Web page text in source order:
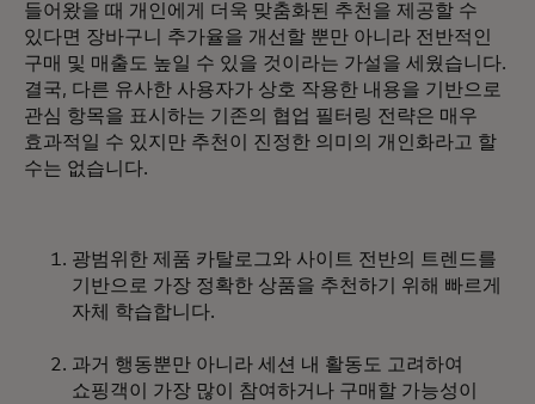
들어왔을 때 개인에게 더욱 맞춤화된 추천을 제공할 수
있다면 장바구니 추가율을 개선할 뿐만 아니라 전반적인
구매 및 매출도 높일 수 있을 것이라는 가설을 세웠습니다.
결국, 다른 유사한 사용자가 상호 작용한 내용을 기반으로
관심 항목을 표시하는 기존의 협업 필터링 전략은 매우
효과적일 수 있지만 추천이 진정한 의미의 개인화라고 할
수는 없습니다.
광범위한 제품 카탈로그와 사이트 전반의 트렌드를
기반으로 가장 정확한 상품을 추천하기 위해 빠르게
자체 학습합니다.
과거 행동뿐만 아니라 세션 내 활동도 고려하여
쇼핑객이 가장 많이 참여하거나 구매할 가능성이